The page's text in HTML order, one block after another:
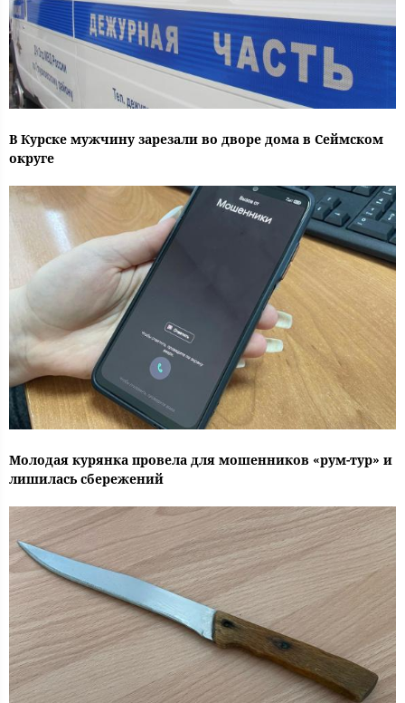
В Курске мужчину зарезали во дворе дома в Сеймском
округе
Молодая курянка провела для мошенников «рум-тур» и
лишилась сбережений